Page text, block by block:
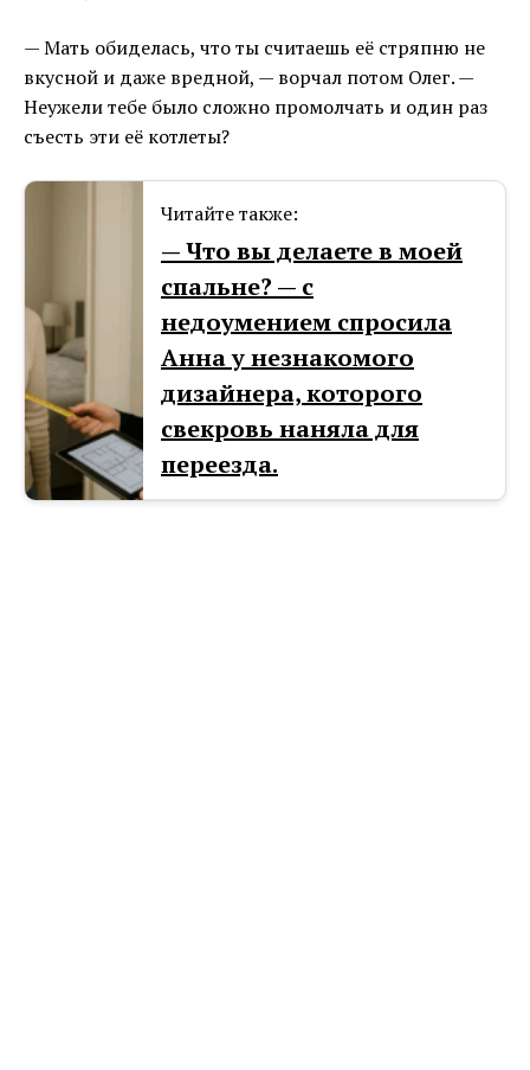
— Мать обиделась, что ты считаешь её стряпню не
вкусной и даже вредной, — ворчал потом Олег. —
Неужели тебе было сложно промолчать и один раз
съесть эти её котлеты?
Читайте также:
— Что вы делаете в моей
спальне? — с
недоумением спросила
Анна у незнакомого
дизайнера, которого
свекровь наняла для
переезда.